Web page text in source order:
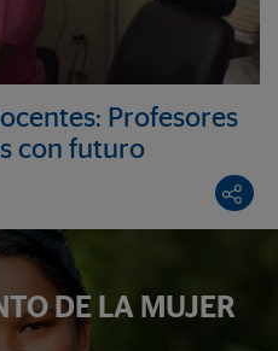
Profesores
con futuro
DE LA MUJER